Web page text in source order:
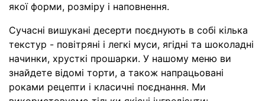
якої форми, розміру і наповнення.
Сучасні вишукані десерти поєднують в собі кілька
текстур - повітряні і легкі муси, ягідні та шоколадні
начинки, хрусткі прошарки. У нашому меню ви
знайдете відомі торти, а також напрацьовані
роками рецепти і класичні поєднання. Ми